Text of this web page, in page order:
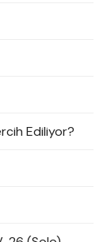
Ediliyor?